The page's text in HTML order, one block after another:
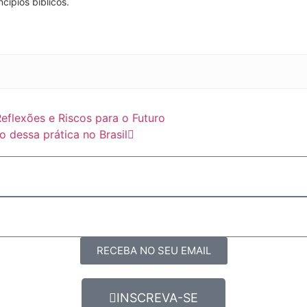
e Riscos para o Futuro
dessa prática no Brasil
RECEBA NO SEU EMAIL
INSCREVA-SE